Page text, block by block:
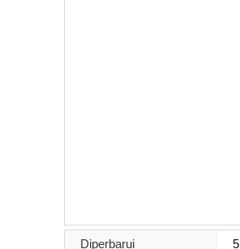
Diperbarui